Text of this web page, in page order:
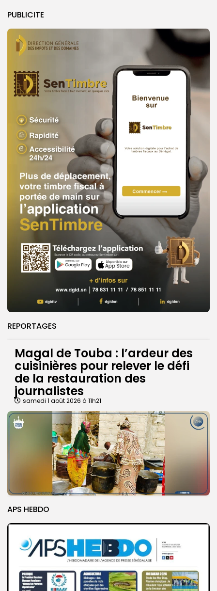
PUBLICITE
REPORTAGES
Magal de Touba : l’ardeur des
cuisinières pour relever le défi
de la restauration des
journalistes
samedi 1 août 2026 à 11h21
APS HEBDO